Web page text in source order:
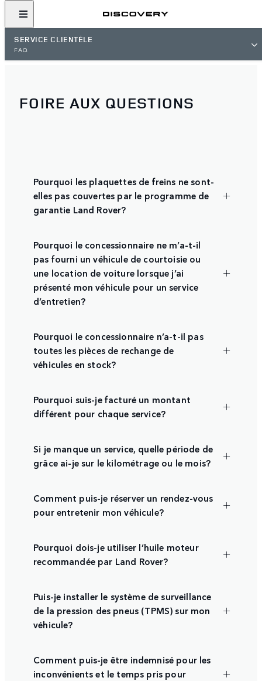
SERVICE CLIENTÈLE
FAQ
FOIRE AUX QUESTIONS
Pourquoi les plaquettes de freins ne sont-
elles pas couvertes par le programme de
garantie Land Rover?
Pourquoi le concessionnaire ne m’a-t-il
pas fourni un véhicule de courtoisie ou
une location de voiture lorsque j’ai
présenté mon véhicule pour un service
d’entretien?
Pourquoi le concessionnaire n’a-t-il pas
toutes les pièces de rechange de
véhicules en stock?
Pourquoi suis-je facturé un montant
différent pour chaque service?
Si je manque un service, quelle période de
grâce ai-je sur le kilométrage ou le mois?
Comment puis-je réserver un rendez-vous
pour entretenir mon véhicule?
Pourquoi dois-je utiliser l’huile moteur
recommandée par Land Rover?
Puis-je installer le système de surveillance
de la pression des pneus (TPMS) sur mon
véhicule?
Comment puis-je être indemnisé pour les
inconvénients et le temps pris pour